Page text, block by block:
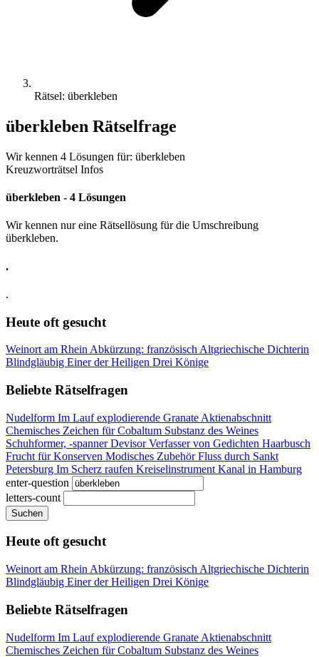
Rätsel: überkleben
überkleben Rätselfrage
Wir kennen 4 Lösungen für: überkleben
Kreuzworträtsel Infos
überkleben - 4 Lösungen
Wir kennen nur eine Rätsellösung für die Umschreibung
überkleben.
.
.
Heute oft gesucht
Weinort am Rhein Abkürzung: französisch Altgriechische Dichterin
Blindgläubig Einer der Heiligen Drei Könige
Beliebte Rätselfragen
Nudelform Im Lauf explodierende Granate Aktienabschnitt
Chemisches Zeichen für Cobaltum Substanz des Weines
Schuhformer, -spannerDevisorVerfasser von Gedichten Haarbusch
Frucht für Konserven Modisches ZubehörFluss durch Sankt
Petersburg Im Scherz raufen Kreiselinstrument Kanal in Hamburg
enter-question
letters-count
Suchen
Heute oft gesucht
Weinort am Rhein Abkürzung: französisch Altgriechische Dichterin
Blindgläubig Einer der Heiligen Drei Könige
Beliebte Rätselfragen
Nudelform Im Lauf explodierende Granate Aktienabschnitt
Chemisches Zeichen für Cobaltum Substanz des Weines